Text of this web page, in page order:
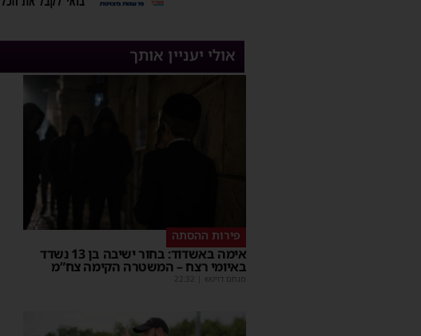
אולי יעניין אותך
פירות ההסתה
אימה באשדוד: בחור ישיבה בן 13 נשדד
באיומי רצח – המשטרה הקימה צח”מ
מנחם דויטש 22:32